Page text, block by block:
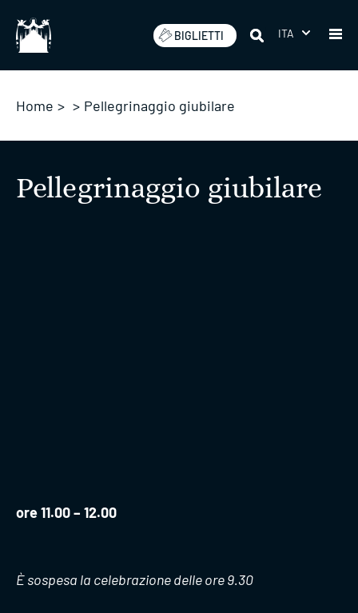
BIGLIETTI ITA
Home > > Pellegrinaggio giubilare
Pellegrinaggio giubilare
ore 11.00 – 12.00
È sospesa la celebrazione delle ore 9.30